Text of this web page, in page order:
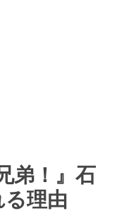
弟！』石
る理由